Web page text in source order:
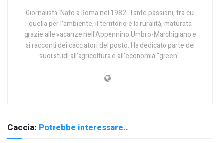
Giornalista. Nato a Roma nel 1982. Tante passioni, tra cui
quella per l'ambiente, il territorio e la ruralità, maturata
grazie alle vacanze nell'Appennino Umbro-Marchigiano e
ai racconti dei cacciatori del posto. Ha dedicato parte dei
suoi studi all'agricoltura e all'economia "green".
Caccia: Potrebbe interessare..